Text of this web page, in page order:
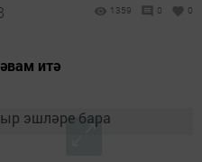
1359 0 0
итә